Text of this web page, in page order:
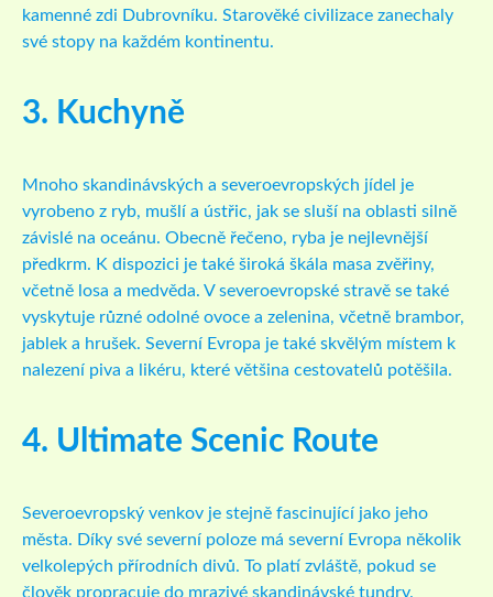
kamenné zdi Dubrovníku. Starověké civilizace zanechaly
své stopy na každém kontinentu.
3. Kuchyně
Mnoho skandinávských a severoevropských jídel je
vyrobeno z ryb, mušlí a ústřic, jak se sluší na oblasti silně
závislé na oceánu. Obecně řečeno, ryba je nejlevnější
předkrm. K dispozici je také široká škála masa zvěřiny,
včetně losa a medvěda. V severoevropské stravě se také
vyskytuje různé odolné ovoce a zelenina, včetně brambor,
jablek a hrušek. Severní Evropa je také skvělým místem k
nalezení piva a likéru, které většina cestovatelů potěšila.
4. Ultimate Scenic Route
Severoevropský venkov je stejně fascinující jako jeho
města. Díky své severní poloze má severní Evropa několik
velkolepých přírodních divů. To platí zvláště, pokud se
člověk propracuje do mrazivé skandinávské tundry.